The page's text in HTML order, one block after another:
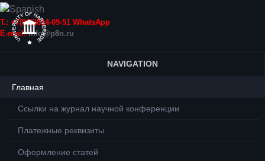
Т.: +7(915)814-09-51 WhatsApp
E-mail:info@p8n.ru
NAVIGATION
Главная
Ссылки на журнал научной конференции
Платежные реквизиты
Оформление статей